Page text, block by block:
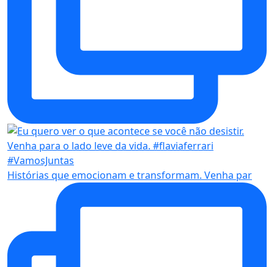
Histórias que emocionam e transformam. Venha par